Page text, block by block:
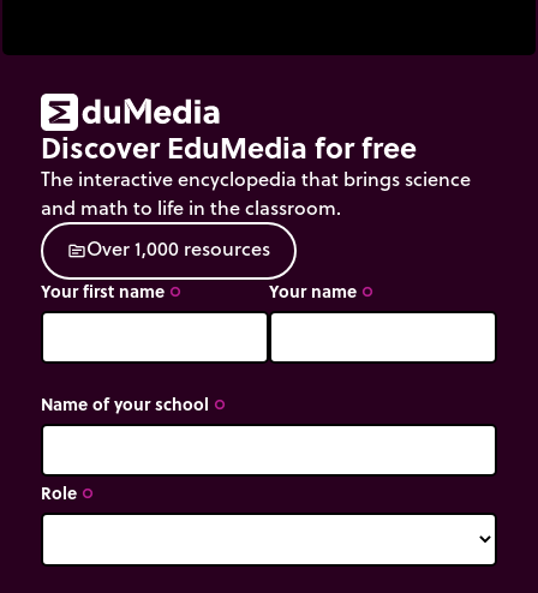
Discover EduMedia for free
The interactive encyclopedia that brings science
and math to life in the classroom.
sourceOver1,000 resources
Your first name trip_origin Your name trip_origin
Name of your school trip_origin
Role trip_origin